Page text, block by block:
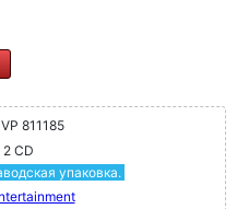
811185
2 CD
упаковка.